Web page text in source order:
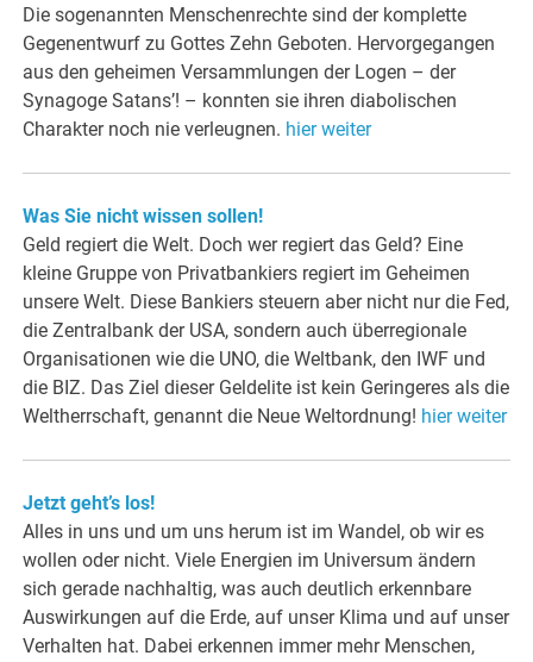
Die sogenannten Menschenrechte sind der komplette
Gegenentwurf zu Gottes Zehn Geboten. Hervorgegangen
aus den geheimen Versammlungen der Logen – der
Synagoge Satans’! – konnten sie ihren diabolischen
Charakter noch nie verleugnen. hier weiter
Was Sie nicht wissen sollen!
Geld regiert die Welt. Doch wer regiert das Geld? Eine
kleine Gruppe von Privatbankiers regiert im Geheimen
unsere Welt. Diese Bankiers steuern aber nicht nur die Fed,
die Zentralbank der USA, sondern auch überregionale
Organisationen wie die UNO, die Weltbank, den IWF und
die BIZ. Das Ziel dieser Geldelite ist kein Geringeres als die
Weltherrschaft, genannt die Neue Weltordnung! hier weiter
Jetzt geht’s los!
Alles in uns und um uns herum ist im Wandel, ob wir es
wollen oder nicht. Viele Energien im Universum ändern
sich gerade nachhaltig, was auch deutlich erkennbare
Auswirkungen auf die Erde, auf unser Klima und auf unser
Verhalten hat. Dabei erkennen immer mehr Menschen,